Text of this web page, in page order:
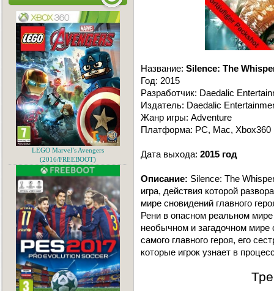
Название: Silence: The
Год: 2015
Разработчик: Daedalic
Издатель: Daedalic
Жанр игры: Adventure
Платформа: PC, Mac, Xbox360
Дата выхода: 2015 год
Описание: Silence: The
игра, действия которой
мире сновидений главного
Рени в опасном реальном
необычном и загадочном
самого главного героя, его
которые игрок узнает в
LEGO Marvel’s Avengers
(2016/FREEBOOT)